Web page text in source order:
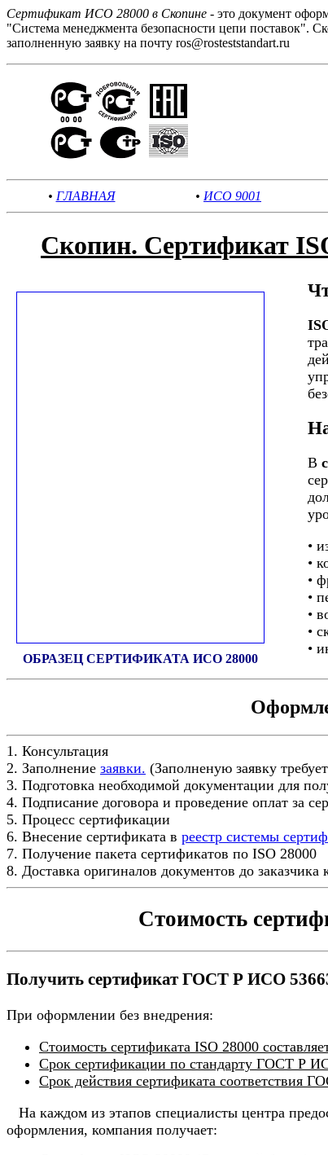
Сертификат ИСО 28000 в Скопине - это документ
"Система менеджмента безопасности цепи поставок".
заполненную заявку на почту ros@rosteststandart.ru
• ГЛАВНАЯ • ИСО 9001
Скопин. Сертификат
ОБРАЗЕЦ СЕРТИФИКАТА ИСО 28000
В
•
•
•
•
•
•
•
1. Консультация
2. Заполнение заявки. (Заполненую заявку
3. Подготовка необходимой документации для
4. Подписание договора и проведение оплат за
5. Процесс сертификации
6. Внесение сертификата в реестр системы
7. Получение пакета сертификатов по ISO 28000
8. Доставка оригиналов документов до
Стоимость
Получить сертификат ГОСТ Р ИСО
При оформлении без внедрения:
Стоимость сертификата ISO 28000
Срок сертификации по стандарту ГОСТ Р
Срок действия сертификата соответствия
На каждом из этапов специалисты центра
оформления, компания получает: